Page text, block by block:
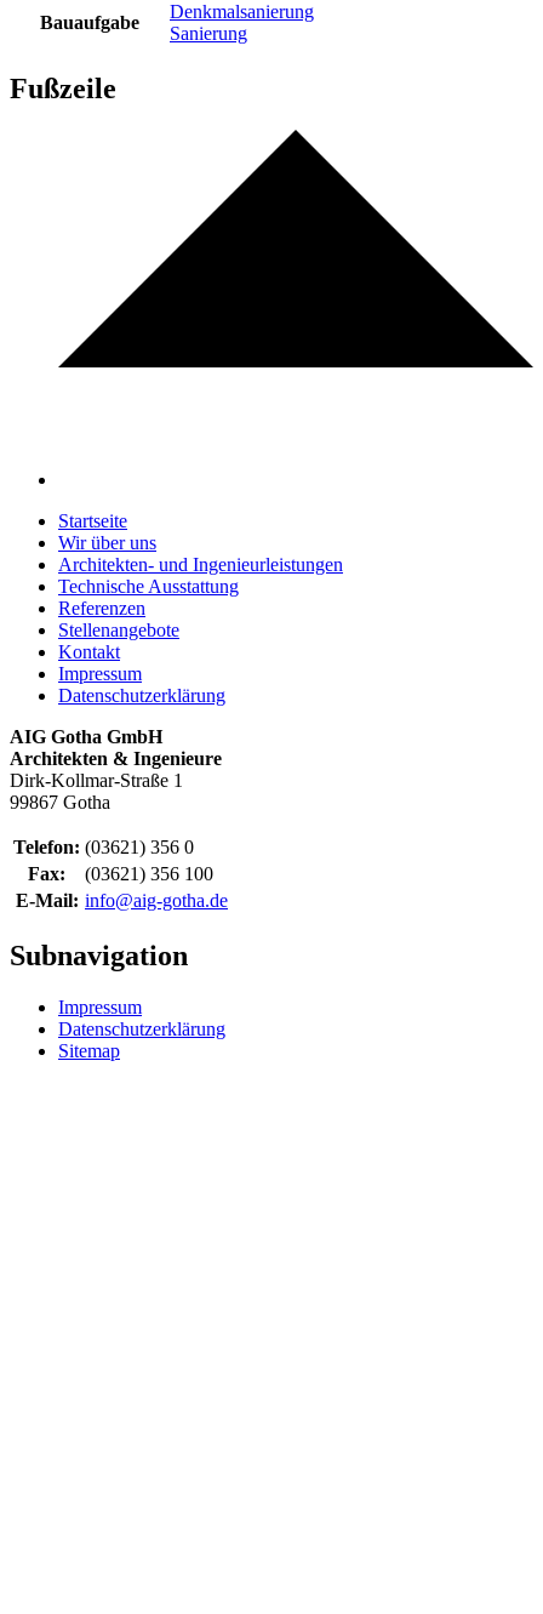
Bauaufgabe
Denkmalsanierung
Sanierung
Fußzeile
Startseite
Wir über uns
Architekten- und Ingenieurleistungen
Technische Ausstattung
Referenzen
Stellenangebote
Kontakt
Impressum
Datenschutzerklärung
AIG Gotha GmbH
Architekten & Ingenieure
Dirk-Kollmar-Straße 1
99867 Gotha
Telefon: (03621) 356 0
Fax:
(03621) 356 100
E-Mail: info@aig-gotha.de
Subnavigation
Impressum
Datenschutzerklärung
Sitemap